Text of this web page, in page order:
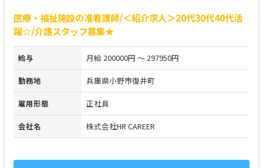
医療・福祉施設の准看護師/＜紹介求人＞20代30代40代活
躍☆/介護スタッフ募集★
給与 月給 200000円 ～ 297950円
勤務地 兵庫県小野市復井町
雇用形態 正社員
会社名 株式会社HR CAREER